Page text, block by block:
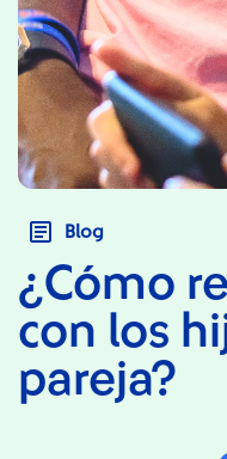
Blog
¿Cómo
con los
pareja?